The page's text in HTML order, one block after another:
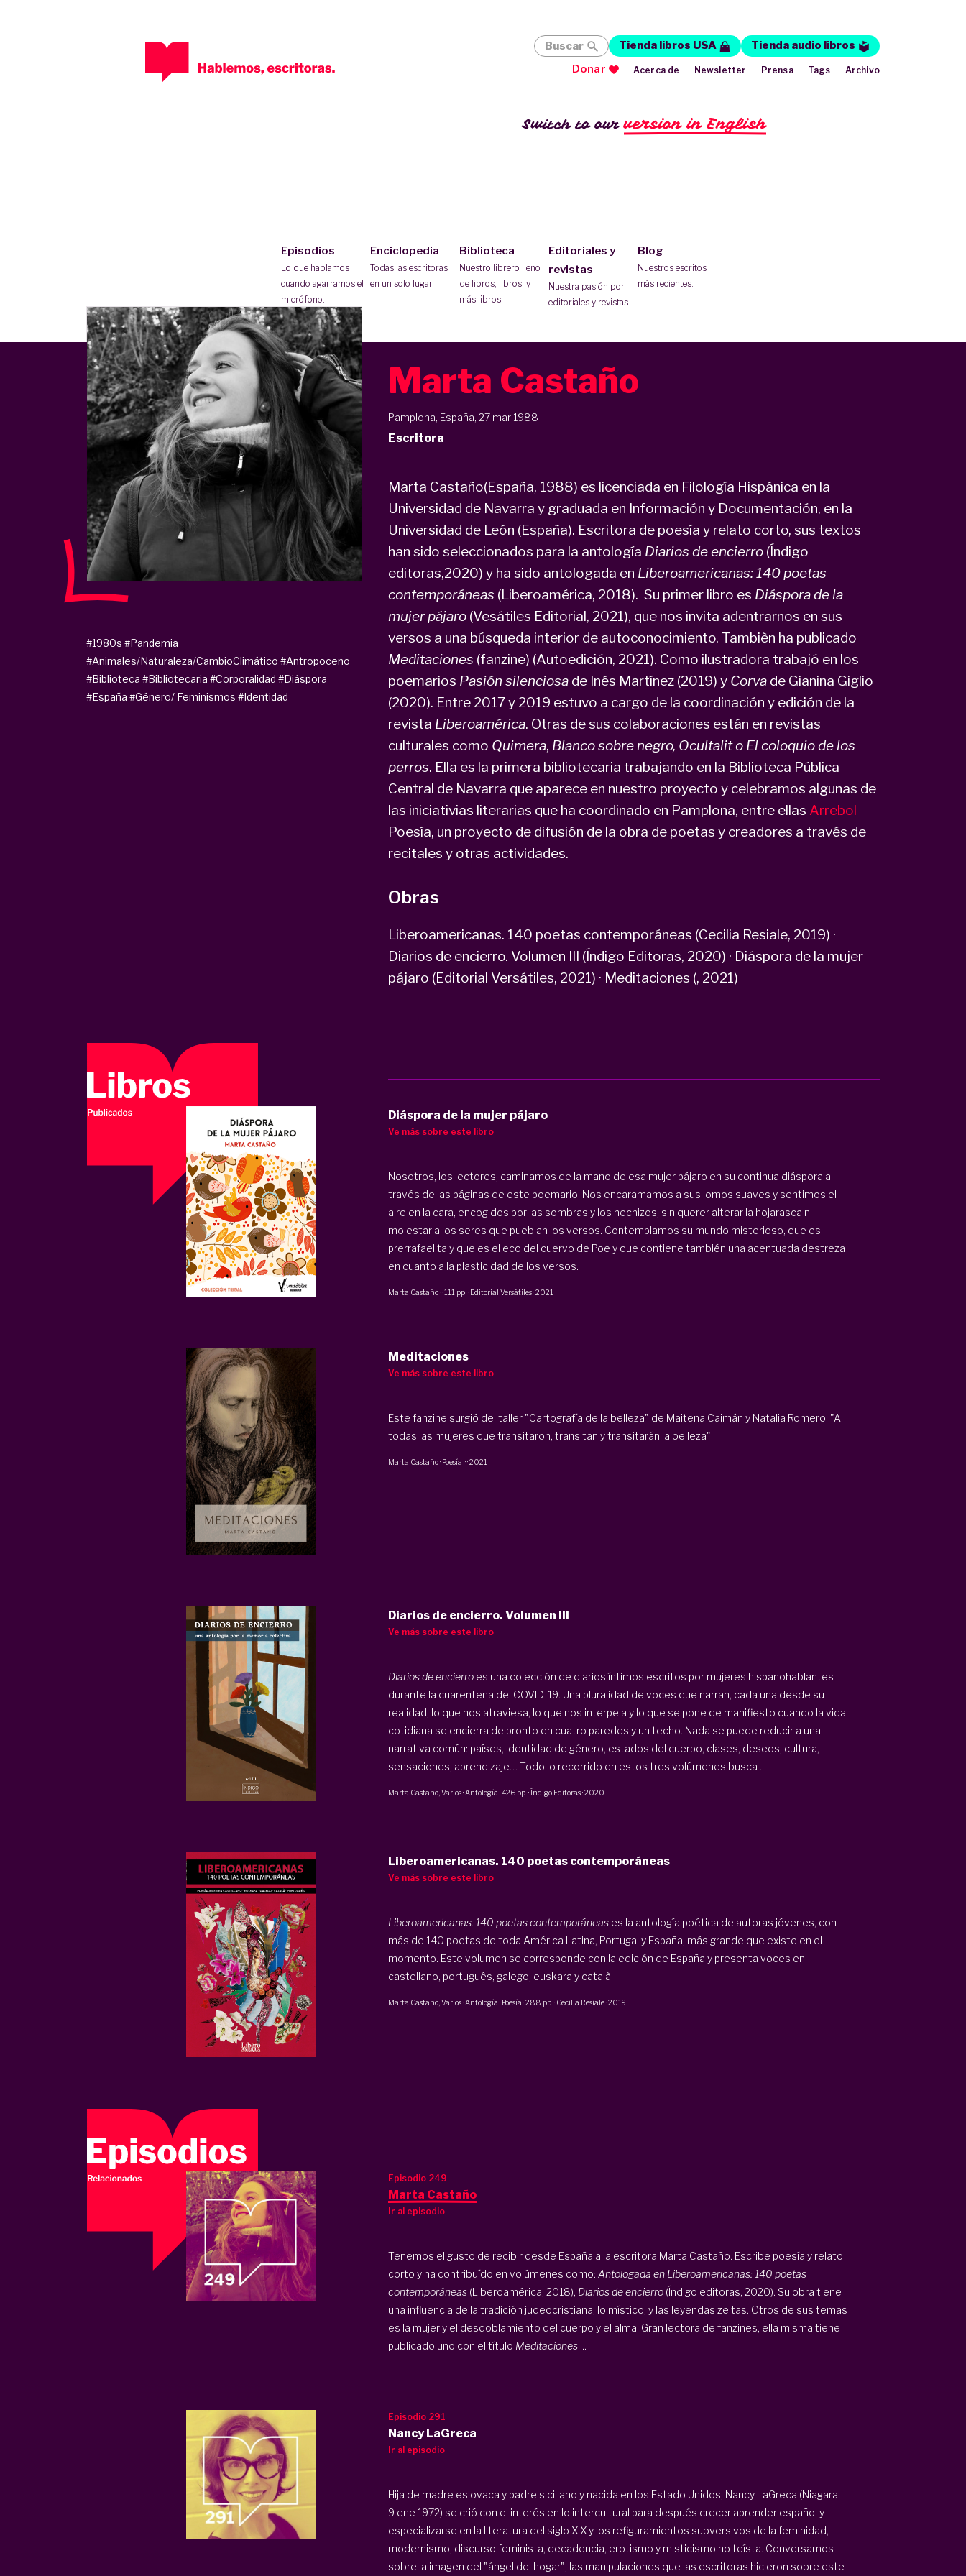
Switch to ourversion in English
Episodios
Lo que hablamos
cuando agarramos el
micrófono.
Enciclopedia
Todas las escritoras
en un solo lugar.
Biblioteca
Nuestro librero lleno
de libros, libros, y
más libros.
Editoriales y
revistas
Nuestra pasión por
editoriales y revistas.
Blog
Nuestros escritos
más recientes.
Buscar Tienda libros USA
Tienda audio libros
Donar
Acerca de Newsletter Prensa Tags Archivo
Marta Castaño
Pamplona, España, 27 mar 1988
Escritora
Marta Castaño(España, 1988) es licenciada en Filología Hispánica en la
Universidad de Navarra y graduada en Información y Documentación, en la
Universidad de León (España). Escritora de poesía y relato corto, sus textos
han sido seleccionados para la antología Diarios de encierro(Índigo
editoras,2020) y ha sido antologada en Liberoamericanas: 140 poetas
contemporáneas (Liberoamérica, 2018). Su primer libro es Diáspora de la
mujer pájaro(Vesátiles Editorial, 2021), que nos invita adentrarnos en sus
versos a una búsqueda interior de autoconocimiento. Tambièn ha publicado
Meditaciones (fanzine) (Autoedición, 2021). Como ilustradora trabajó en los
poemarios Pasión silenciosa de Inés Martínez (2019) y Corvade Gianina Giglio
(2020). Entre 2017 y 2019 estuvo a cargo de la coordinación y edición de la
revista Liberoamérica. Otras de sus colaboraciones están en revistas
culturales como Quimera, Blanco sobre negro, Ocultalit o El coloquio de los
perros. Ella es la primera bibliotecaria trabajando en la Biblioteca Pública
Central de Navarra que aparece en nuestro proyecto y celebramos algunas de
las iniciativias literarias que ha coordinado en Pamplona, entre ellas Arrebol
Poesía, un proyecto de difusión de la obra de poetas y creadores a través de
recitales y otras actividades.
Obras
Liberoamericanas. 140 poetas contemporáneas (Cecilia Resiale, 2019) ·
Diarios de encierro. Volumen III (Índigo Editoras, 2020) · Diáspora de la mujer
pájaro (Editorial Versátiles, 2021) · Meditaciones (, 2021)
#1980s #Pandemia
#Animales/Naturaleza/CambioClimático #Antropoceno
#Biblioteca #Bibliotecaria #Corporalidad #Diáspora
#España #Género/ Feminismos #Identidad
Diáspora de la mujer pájaro
Ve más sobre este libro
Nosotros, los lectores, caminamos de la mano de esa mujer pájaro en su continua diáspora a
través de las páginas de este poemario. Nos encaramamos a sus lomos suaves y sentimos el
aire en la cara, encogidos por las sombras y los hechizos, sin querer alterar la hojarasca ni
molestar a los seres que pueblan los versos. Contemplamos su mundo misterioso, que es
prerrafaelita y que es el eco del cuervo de Poe y que contiene también una acentuada destreza
en cuanto a la plasticidad de los versos.
Marta Castaño ··111 pp· Editorial Versátiles·2021
Meditaciones
Ve más sobre este libro
Este fanzine surgió del taller "Cartografía de la belleza" de Maitena Caimán y Natalia Romero. "A
todas las mujeres que transitaron, transitan y transitarán la belleza".
Marta Castaño · Poesía ··2021
Diarios de encierro. Volumen III
Ve más sobre este libro
Diarios de encierroes una colección de diarios íntimos escritos por mujeres hispanohablantes
durante la cuarentena del COVID-19. Una pluralidad de voces que narran, cada una desde su
realidad, lo que nos atraviesa, lo que nos interpela y lo que se pone de manifiesto cuando la vida
cotidiana se encierra de pronto en cuatro paredes y un techo. Nada se puede reducir a una
narrativa común: países, identidad de género, estados del cuerpo, clases, deseos, cultura,
sensaciones, aprendizaje… Todo lo recorrido en estos tres volúmenes busca ...
Marta Castaño, Varios·Antología ·426 pp· Índigo Editoras·2020
Liberoamericanas. 140 poetas contemporáneas
Ve más sobre este libro
Liberoamericanas. 140 poetas contemporáneas es la antología poética de autoras jóvenes, con
más de 140 poetas de toda América Latina, Portugal y España, más grande que existe en el
momento. Este volumen se corresponde con la edición de España y presenta voces en
castellano, português, galego, euskara y català.
Marta Castaño, Varios· Antología · Poesía ·288 pp· Cecilia Resiale·2019
Episodio 249
Marta Castaño
Ir al episodio
Tenemos el gusto de recibir desde España a la escritora Marta Castaño. Escribe poesía y relato
corto y ha contribuído en volúmenes como: Antologada en Liberoamericanas: 140 poetas
contemporáneas(Liberoamérica, 2018), Diarios de encierro(Índigo editoras, 2020). Su obra tiene
una influencia de la tradición judeocristiana, lo místico, y las leyendas zeltas. Otros de sus temas
es la mujer y el desdoblamiento del cuerpo y el alma. Gran lectora de fanzines, ella misma tiene
publicado uno con el título Meditaciones ...
Episodio 291
Nancy LaGreca
Ir al episodio
Hija de madre eslovaca y padre siciliano y nacida en los Estado Unidos, Nancy LaGreca (Niagara.
9 ene 1972) se crió con el interés en lo intercultural para después crecer aprender español y
especializarse en la literatura del siglo XIX y los refiguramientos subversivos de la feminidad,
modernismo, discurso feminista, decadencia, erotismo y misticismo no teísta. Conversamos
sobre la imagen del "ángel del hogar", las manipulaciones que las escritoras hicieron sobre este